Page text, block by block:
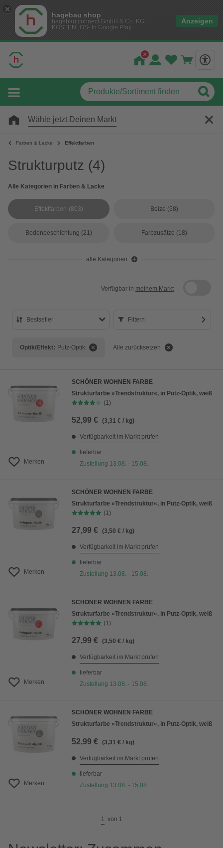
hagebau shop
hagebau connect GmbH & Co. KG
KOSTENLOS- In Google Play
Anzeigen
Wähle jetzt Deinen Markt
Farben & Lacke Effektfarben
Strukturputz (4)
Alle Kategorien in Farben & Lacke
Effektfarben (803) Beize (58)
Bodenbeschichtung (21) Farbzusätze (18)
alle Kategorien
Verfügbar in meinem Markt
Bestseller
Bewertung
Filtern
Optik/Effekt: Putz-Optik Alle zurücksetzen
Merken
SCHÖNER WOHNEN FARBE
Strukturfarbe »Trendstruktur«, in Putz-Optik, weiß
(1)
52,99 € (3,31 € / kg)
Verfügbarkeit im Markt prüfen
lieferbar
Zustellung 13.08. - 15.08.
Merken
SCHÖNER WOHNEN FARBE
Strukturfarbe »Trendstruktur«, in Putz-Optik, weiß
(1)
27,99 € (3,50 € / kg)
Verfügbarkeit im Markt prüfen
lieferbar
Zustellung 13.08. - 15.08.
Merken
SCHÖNER WOHNEN FARBE
Strukturfarbe »Trendstruktur«, in Putz-Optik, weiß
(1)
27,99 € (3,50 € / kg)
Verfügbarkeit im Markt prüfen
lieferbar
Zustellung 13.08. - 15.08.
Merken
SCHÖNER WOHNEN FARBE
Strukturfarbe »Trendstruktur«, in Putz-Optik, weiß
52,99 € (3,31 € / kg)
Verfügbarkeit im Markt prüfen
lieferbar
Zustellung 13.08. - 15.08.
1 von 1